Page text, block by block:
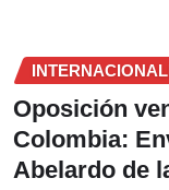
Oposición
Colombia:
Abelardo de